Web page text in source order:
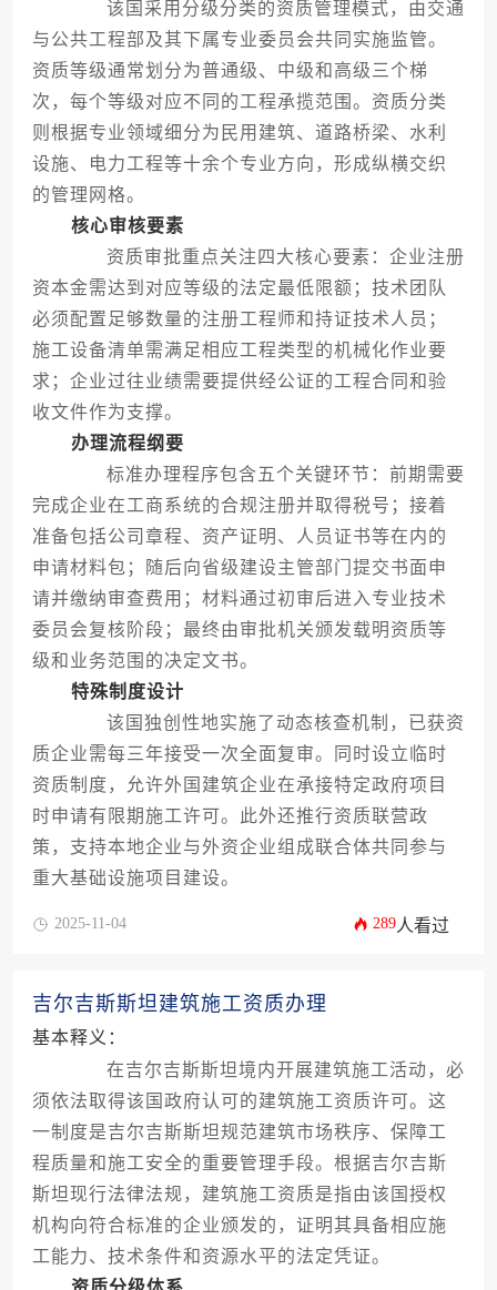
该国采用分级分类的资质管理模式，由交通
与公共工程部及其下属专业委员会共同实施监管。
资质等级通常划分为普通级、中级和高级三个梯
次，每个等级对应不同的工程承揽范围。资质分类
则根据专业领域细分为民用建筑、道路桥梁、水利
设施、电力工程等十余个专业方向，形成纵横交织
的管理网格。
核心审核要素
资质审批重点关注四大核心要素：企业注册
资本金需达到对应等级的法定最低限额；技术团队
必须配置足够数量的注册工程师和持证技术人员；
施工设备清单需满足相应工程类型的机械化作业要
求；企业过往业绩需要提供经公证的工程合同和验
收文件作为支撑。
办理流程纲要
标准办理程序包含五个关键环节：前期需要
完成企业在工商系统的合规注册并取得税号；接着
准备包括公司章程、资产证明、人员证书等在内的
申请材料包；随后向省级建设主管部门提交书面申
请并缴纳审查费用；材料通过初审后进入专业技术
委员会复核阶段；最终由审批机关颁发载明资质等
级和业务范围的决定文书。
特殊制度设计
该国独创性地实施了动态核查机制，已获资
质企业需每三年接受一次全面复审。同时设立临时
资质制度，允许外国建筑企业在承接特定政府项目
时申请有限期施工许可。此外还推行资质联营政
策，支持本地企业与外资企业组成联合体共同参与
重大基础设施项目建设。
2025-11-04 289人看过
吉尔吉斯斯坦建筑施工资质办理
基本释义：
在吉尔吉斯斯坦境内开展建筑施工活动，必
须依法取得该国政府认可的建筑施工资质许可。这
一制度是吉尔吉斯斯坦规范建筑市场秩序、保障工
程质量和施工安全的重要管理手段。根据吉尔吉斯
斯坦现行法律法规，建筑施工资质是指由该国授权
机构向符合标准的企业颁发的，证明其具备相应施
工能力、技术条件和资源水平的法定凭证。